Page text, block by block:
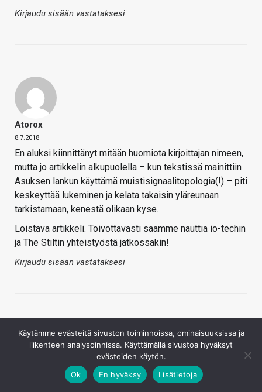
Kirjaudu sisään vastataksesi
Atorox
8.7.2018
En aluksi kiinnittänyt mitään huomiota kirjoittajan nimeen,
mutta jo artikkelin alkupuolella – kun tekstissä mainittiin
Asuksen lankun käyttämä muistisignaalitopologia(!) – piti
keskeyttää lukeminen ja kelata takaisin yläreunaan
tarkistamaan, kenestä olikaan kyse.
Loistava artikkeli. Toivottavasti saamme nauttia io-techin
ja The Stiltin yhteistyöstä jatkossakin!
Kirjaudu sisään vastataksesi
Käytämme evästeitä sivuston toiminnoissa, ominaisuuksissa ja
liikenteen analysoinnissa. Käyttämällä sivustoa hyväksyt
evästeiden käytön.
Ok
En hyväksy Lisätietoja